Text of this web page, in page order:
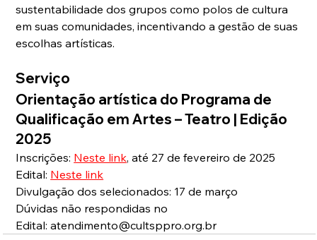
sustentabilidade dos grupos como polos de cultura
em suas comunidades, incentivando a gestão de suas
escolhas artísticas.
Serviço
Orientação artística do Programa de
Qualificação em Artes – Teatro | Edição
2025
Inscrições: Neste link, até 27 de fevereiro de 2025
Edital: Neste link
Divulgação dos selecionados: 17 de março
Dúvidas não respondidas no
Edital: atendimento@cultsppro.org.br